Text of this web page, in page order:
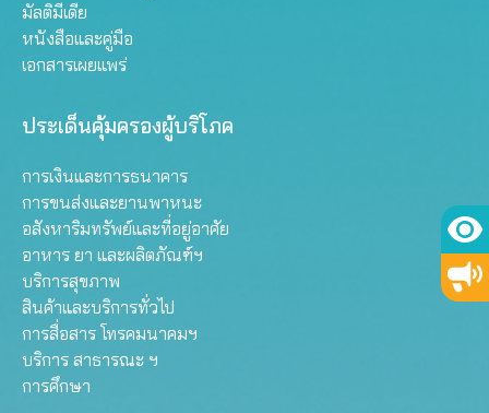
มัลติมีเดีย
หนังสือและคู่มือ
เอกสารเผยแพร่
ประเด็นคุ้มครองผู้บริโภค
การเงินและการธนาคาร
การขนส่งและยานพาหนะ
อสังหาริมทรัพย์และที่อยู่อาศัย
อาหาร ยา และผลิตภัณฑ์ฯ
บริการสุขภาพ
สินค้าและบริการทั่วไป
การสื่อสาร โทรคมนาคมฯ
บริการ สาธารณะ ฯ
การศึกษา